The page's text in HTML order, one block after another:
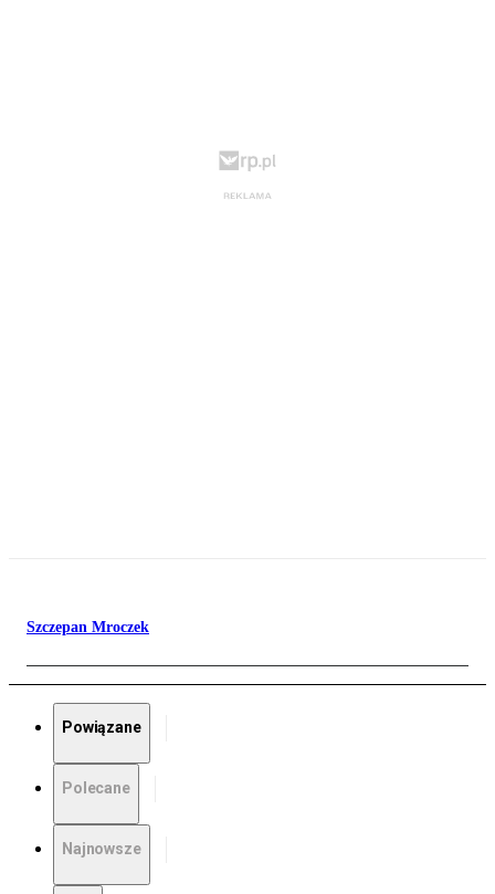
Szczepan Mroczek
Powiązane
Polecane
Najnowsze